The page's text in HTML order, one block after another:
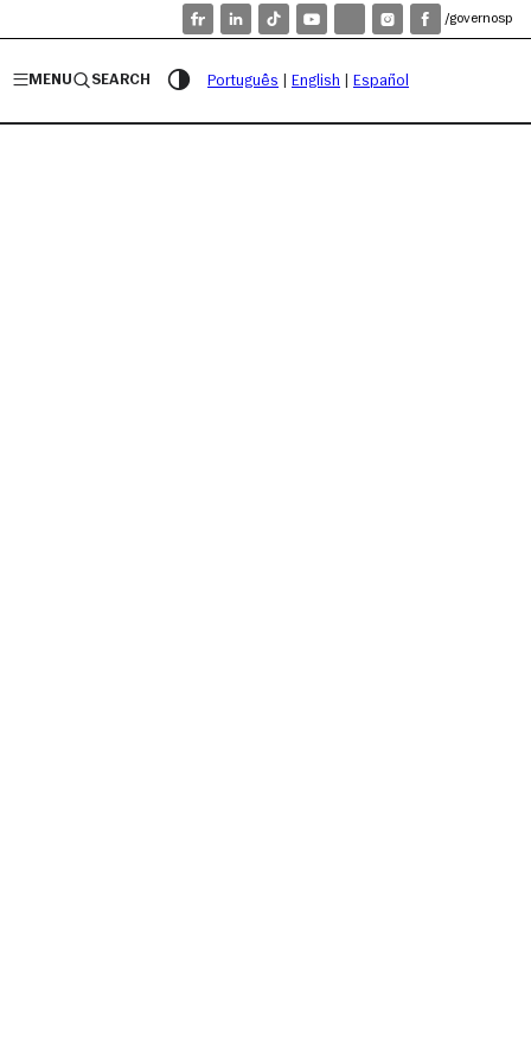
/governosp
MENU SEARCH Português English Español